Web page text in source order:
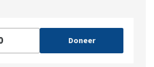
Doneer